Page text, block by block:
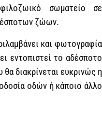
σωματείο σε
ζώων.
και φωτογραφία
εντοπιστεί το αδέσποτο
διακρίνεται ευκρινώς η
οδών ή κάποιο άλλο